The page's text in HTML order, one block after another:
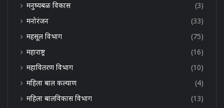
मनुष्यबळ विकास
(3)
मनोरंजन
(33)
महसूल विभाग
(75)
महाराष्ट्र
(16)
महावितरण विभाग
(10)
महिला बाल कल्याण
(4)
महिला बालविकास विभाग
(13)